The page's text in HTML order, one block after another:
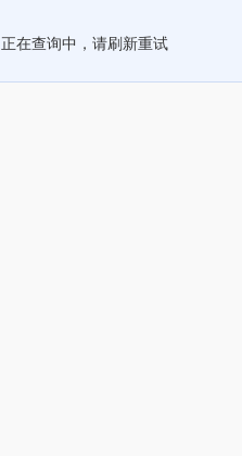
正在查询中，请刷新重试